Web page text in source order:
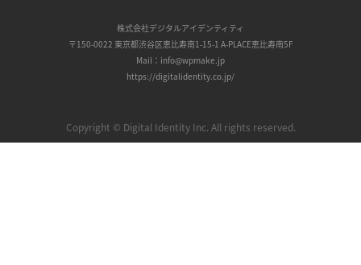
株式会社デジタルアイデンティティ
〒150-0022 東京都渋谷区恵比寿南1-15-1 A-PLACE恵比寿南5F
Mail： info@wpmake.jp
https://digitalidentity.co.jp/
Copyright © Digital Identity Inc. All rights reserved.